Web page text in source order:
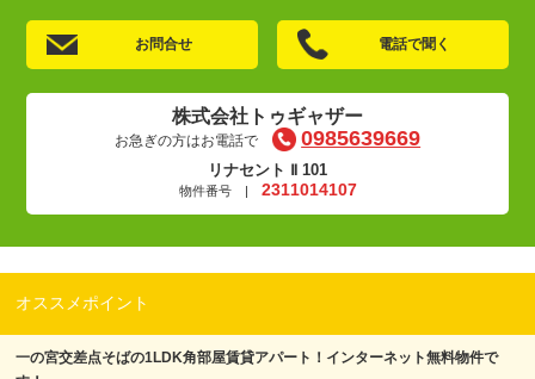
お問合せ 電話で聞く
株式会社トゥギャザー
お急ぎの方はお電話で 0985639669
リナセント Ⅱ 101
物件番号 | 2311014107
オススメポイント
一の宮交差点そばの1LDK角部屋賃貸アパート！インターネット無料物件で